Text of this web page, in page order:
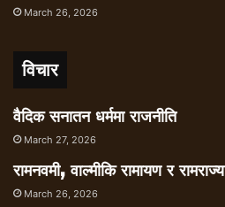
March 26, 2026
विचार
वैदिक सनातन धर्ममा राजनीति
March 27, 2026
रामनवमी, वाल्मीकि रामायण र रामराज्य
March 26, 2026